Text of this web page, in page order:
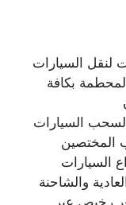
لنقل السيارات
بكافة
السيارات
المختصين
السيارات
والشاحنة